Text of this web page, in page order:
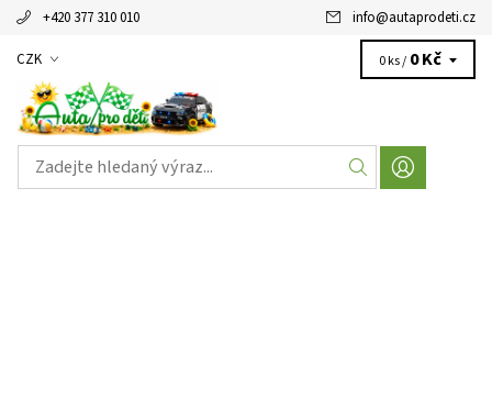
+420 377 310 010 info@autaprodeti.cz
CZK 0 ks / 0 Kč